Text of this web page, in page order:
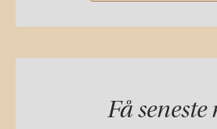
Få seneste